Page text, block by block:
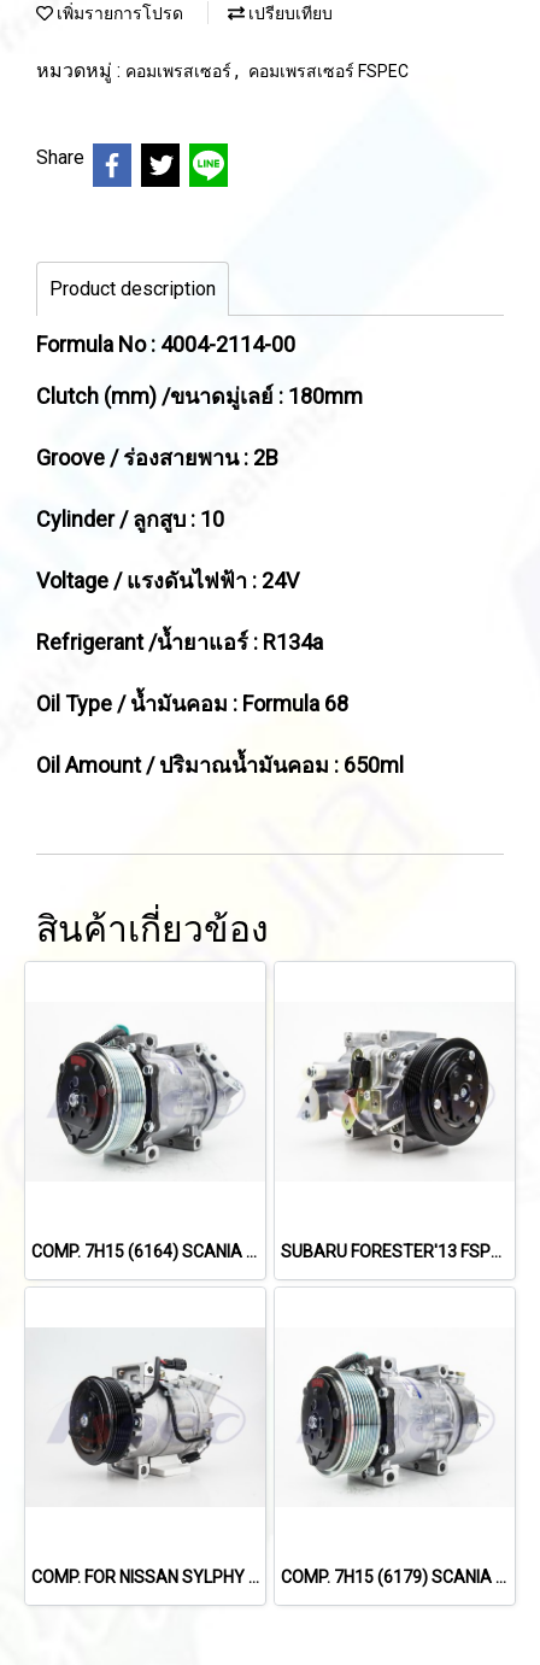
เพิ่มรายการโปรด เปรียบเทียบ
หมวดหมู่ : คอมเพรสเซอร์ , คอมเพรสเซอร์ FSPEC
Share
Product description
Formula No : 4004-2114-00
Clutch (mm) /ขนาดมู่เลย์ : 180mm
Groove / ร่องสายพาน : 2B
Cylinder / ลูกสูบ : 10
Voltage / แรงดันไฟฟ้า : 24V
Refrigerant /น้ำยาแอร์ : R134a
Oil Type / น้ำมันคอม : Formula 68
Oil Amount / ปริมาณน้ำมันคอม : 650ml
สินค้าเกี่ยวข้อง
COMP. 7H15 (6164) SCANIA TRUCK (8PK) SUBARU FORESTER'13 FSPEC
COMP. FOR NISSAN SYLPHY 1.8L /X-TRIAL'14 /TEANA L33'13-'19 (2.0L) COMP. 7H15 (6179) SCANIA 114,124,144 '09 (8PK)